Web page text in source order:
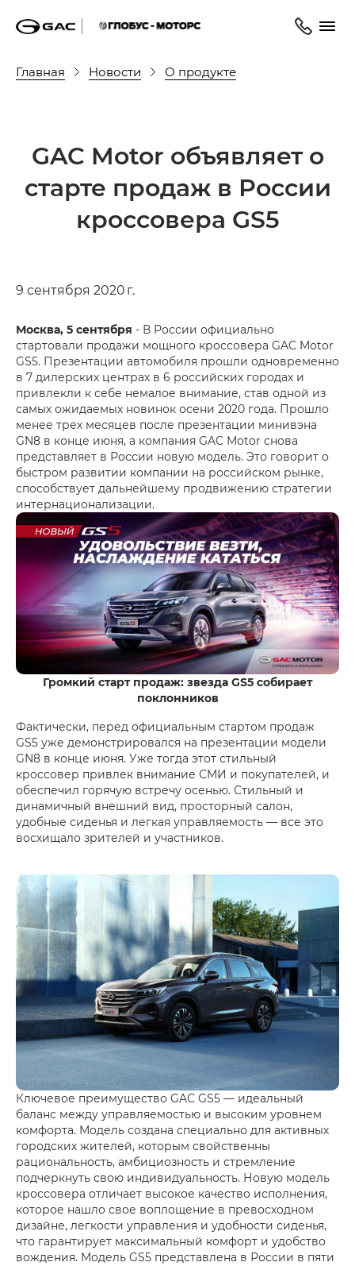
Главная Новости О продукте
GAC Motor объявляет о
старте продаж в России
кроссовера GS5
9 сентября 2020 г.
Москва, 5 сентября - В России официально
стартовали продажи мощного кроссовера GAC Motor
GS5. Презентации автомобиля прошли одновременно
в 7 дилерских центрах в 6 российских городах и
привлекли к себе немалое внимание, став одной из
самых ожидаемых новинок осени 2020 года. Прошло
менее трех месяцев после презентации минивэна
GN8 в конце июня, а компания GAC Motor снова
представляет в России новую модель. Это говорит о
быстром развитии компании на российском рынке,
способствует дальнейшему продвижению стратегии
интернационализации.
Громкий старт продаж: звезда GS5 собирает
поклонников
Фактически, перед официальным стартом продаж
GS5 уже демонстрировался на презентации модели
GN8 в конце июня. Уже тогда этот стильный
кроссовер привлек внимание СМИ и покупателей, и
обеспечил горячую встречу осенью. Стильный и
динамичный внешний вид, просторный салон,
удобные сиденья и легкая управляемость — все это
восхищало зрителей и участников.
Ключевое преимущество GAC GS5 — идеальный
баланс между управляемостью и высоким уровнем
комфорта. Модель создана специально для активных
городских жителей, которым свойственны
рациональность, амбициозность и стремление
подчеркнуть свою индивидуальность. Новую модель
кроссовера отличает высокое качество исполнения,
которое нашло свое воплощение в превосходном
дизайне, легкости управления и удобности сиденья,
что гарантирует максимальный комфорт и удобство
вождения. Модель GS5 представлена в России в пяти